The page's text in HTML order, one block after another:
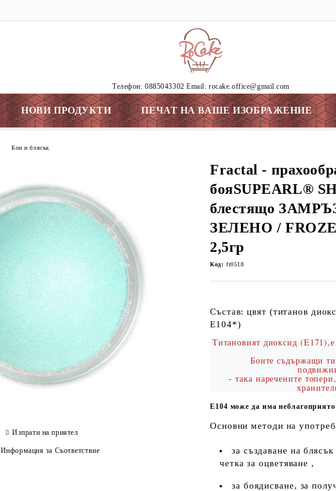
Tелефон: 0885043302 Email: rocake.office@gmail.com
НОВИ ПРОДУКТИ ПЕЧАТ НА ВАШЕ ИЗОБРАЖЕНИЕ
Бои и блясък
Fractal -
бояSUPEARL®
блестящо
ЗЕЛЕНО /
2,5гр
Код: fr0518
Състав: цвят (титанов
E104*)
Титановият диоксид
Боите съдържащи
-така наречените
Е104 може да има
Основни методи на
за създаване на
четка за оцветяване ,
за боядисване, за
Изпрати на приятел
Информация за Съответствие